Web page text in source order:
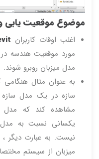
موضوع موقعیت یابی و
اغلب اوقات کاربران
مورد موقعیت هندسه
مدل میزبان روبرو شوند.
به عنوان مثال
سازه در یک مدل
مشاهده کند که
یکسانی نسبت به
نیست. به عبارت دیگر